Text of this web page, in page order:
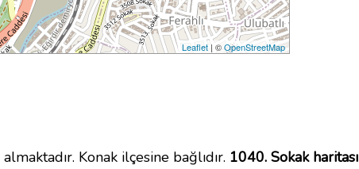
Leaflet | ©OpenStreetMap
Konak ilçesine bağlıdır. 1040. Sokak haritası